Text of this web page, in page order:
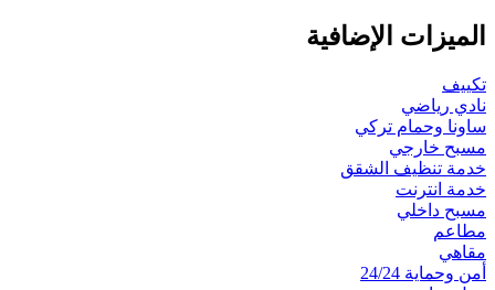
الميزات الإضافية
تكييف
نادي رياضي
ساونا وحمام تركي
مسبح خارجي
خدمة تنظيف الشقق
خدمة انترنت
مسبح داخلي
مطاعم
مقاهي
أمن وحماية 24/24